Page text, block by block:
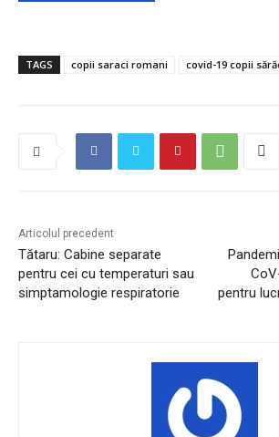
TAGS copii saraci romani covid-19 copii
Articolul precedent
Tătaru: Cabine separate
pentru cei cu temperaturi sau
simptamologie respiratorie
pentru